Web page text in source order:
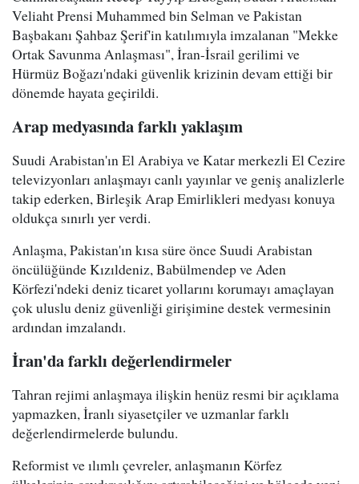
Veliaht Prensi Muhammed bin Selman ve Pakistan
Başbakanı Şahbaz Şerif'in katılımıyla imzalanan "Mekke
Ortak Savunma Anlaşması", İran-İsrail gerilimi ve
Hürmüz Boğazı'ndaki güvenlik krizinin devam ettiği bir
dönemde hayata geçirildi.
Arap medyasında farklı yaklaşım
Suudi Arabistan'ın El Arabiya ve Katar merkezli El Cezire
televizyonları anlaşmayı canlı yayınlar ve geniş analizlerle
takip ederken, Birleşik Arap Emirlikleri medyası konuya
oldukça sınırlı yer verdi.
Anlaşma, Pakistan'ın kısa süre önce Suudi Arabistan
öncülüğünde Kızıldeniz, Babülmendep ve Aden
Körfezi'ndeki deniz ticaret yollarını korumayı amaçlayan
çok uluslu deniz güvenliği girişimine destek vermesinin
ardından imzalandı.
İran'da farklı değerlendirmeler
Tahran rejimi anlaşmaya ilişkin henüz resmi bir açıklama
yapmazken, İranlı siyasetçiler ve uzmanlar farklı
değerlendirmelerde bulundu.
Reformist ve ılımlı çevreler, anlaşmanın Körfez